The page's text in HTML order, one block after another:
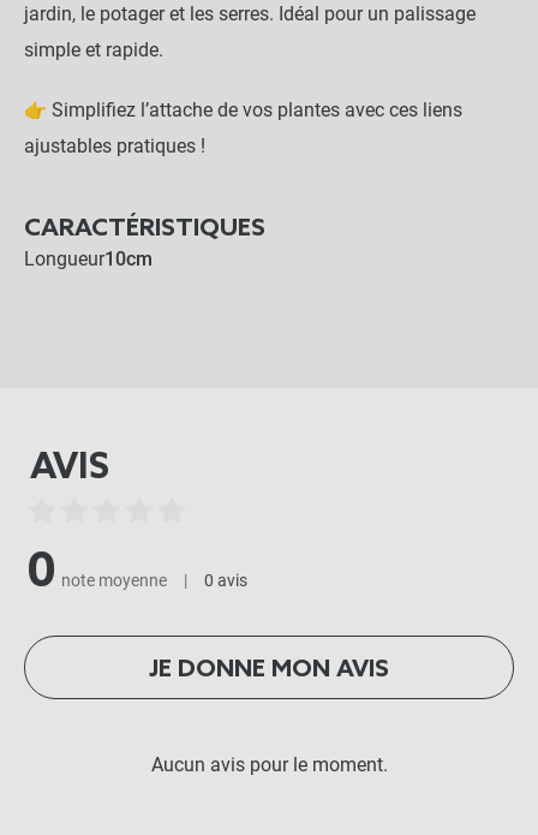
jardin, le potager et les serres. Idéal pour un palissage
simple et rapide.
👉 Simplifiez l’attache de vos plantes avec ces liens
ajustables pratiques !
CARACTÉRISTIQUES
Longueur10cm
AVIS
0 note moyenne | 0 avis
JE DONNE MON AVIS
Aucun avis pour le moment.